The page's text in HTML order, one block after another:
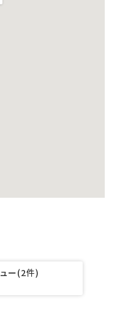
ー(2件)